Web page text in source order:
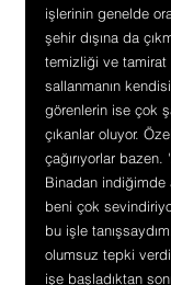
işlerinin genelde
şehir dışına da
temizliği ve tamirat
sallanmanın
görenlerin ise çok
çıkanlar oluyor.
çağırıyorlar
Binadan indiğimde
beni çok
bu işle
olumsuz tepki
işe başladıktan